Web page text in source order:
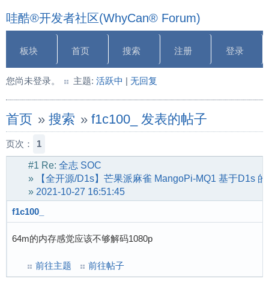
哇酷®开发者社区(WhyCan® Forum)
板块 首页 搜索 注册 登录
您尚未登录。 主题: 活跃中 | 无回复
首页 » 搜索 » f1c100_ 发表的帖子
页次： 1
#1 Re: 全志 SOC
»
【全开源/D1s】芒果派麻雀 MangoPi-MQ1 基于D1s
» 2021-10-27 16:51:45
f1c100_
64m的内存感觉应该不够解码1080p
前往主题 前往帖子